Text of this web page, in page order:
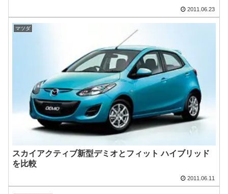
2011.06.23
マツダ
スカイアクティブ新型デミオとフィット ハイブリッド
を比較
2011.06.11